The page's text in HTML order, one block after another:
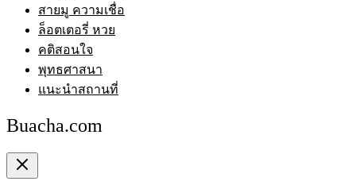
สายมู ความเชื่อ
ล็อตเตอรี่ หวย
คติสอนใจ
พุทธศาสนา
แนะนำสถานที่
Buacha.com